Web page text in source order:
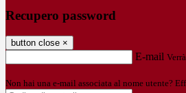
Recupero password
button close ×
E-mail
Non hai una e-mail associata al nome utente?